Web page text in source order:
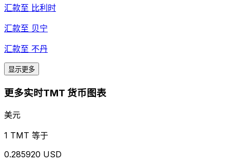
汇款至 比利时
汇款至 贝宁
汇款至 不丹
显示更多
更多实时TMT 货币图表
美元
1 TMT 等于
0.285920 USD